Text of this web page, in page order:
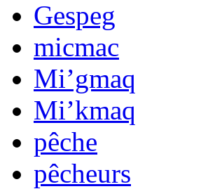
Gespeg
micmac
Mi’gmaq
Mi’kmaq
pêche
pêcheurs